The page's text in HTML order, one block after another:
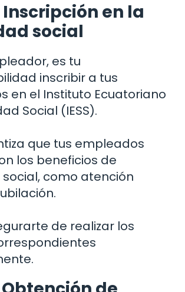
Inscripción en la
social
es tu
inscribir a tus
en el Instituto Ecuatoriano
Social (IESS).
que tus empleados
los beneficios de
como atención
de realizar los